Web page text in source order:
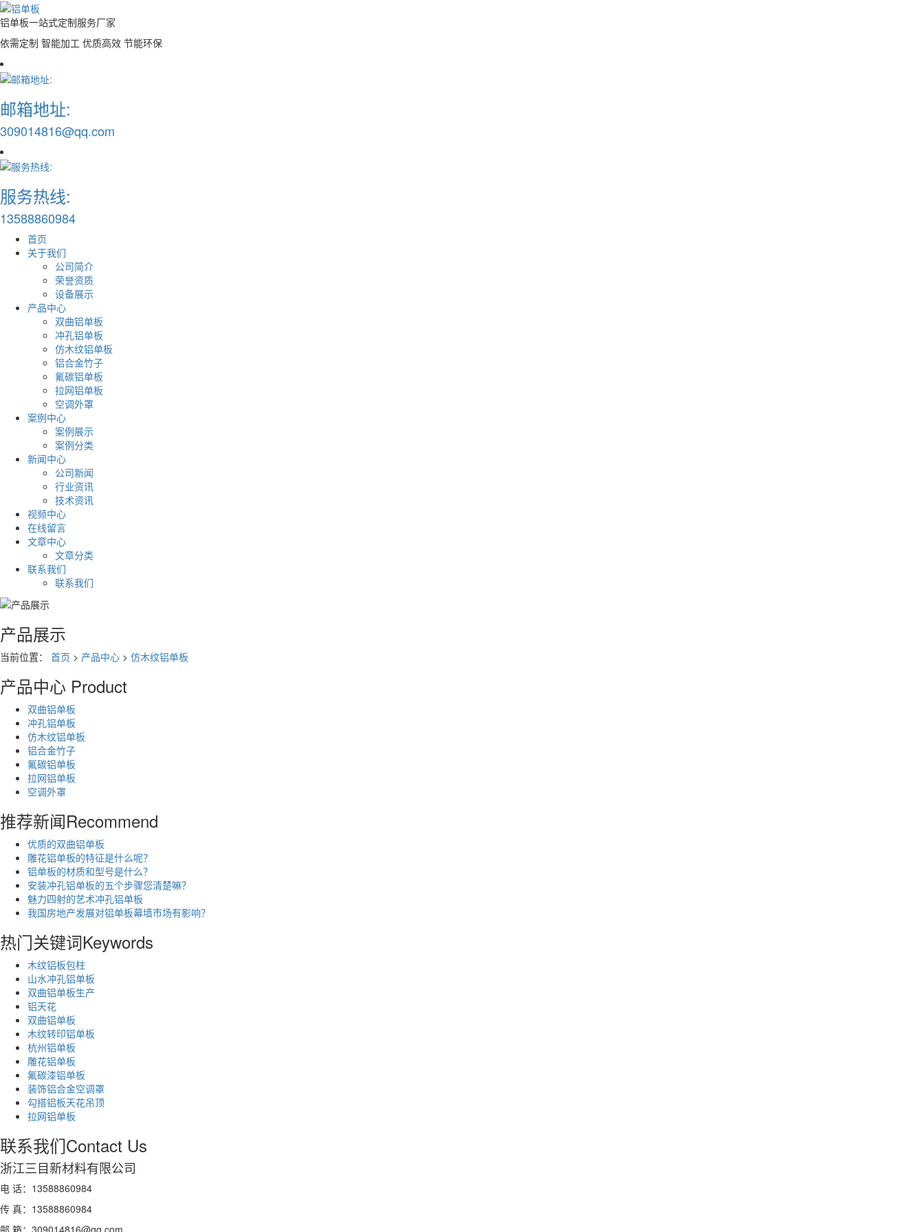
铝单板一站式定制服务厂家
依需定制 智能加工 优质高效 节能环保
邮箱地址:
309014816@qq.com
服务热线:
13588860984
首页
关于我们
公司简介
荣誉资质
设备展示
产品中心
双曲铝单板
冲孔铝单板
仿木纹铝单板
铝合金竹子
氟碳铝单板
拉网铝单板
空调外罩
案例中心
案例展示
案例分类
新闻中心
公司新闻
行业资讯
技术资讯
视频中心
在线留言
文章中心
文章分类
联系我们
联系我们
产品展示
当前位置： 首页 > 产品中心 > 仿木纹铝单板
产品中心 Product
双曲铝单板
冲孔铝单板
仿木纹铝单板
铝合金竹子
氟碳铝单板
拉网铝单板
空调外罩
推荐新闻Recommend
优质的双曲铝单板
雕花铝单板的特征是什么呢？
铝单板的材质和型号是什么？
安装冲孔铝单板的五个步骤您清楚嘛？
魅力四射的艺术冲孔铝单板
我国房地产发展对铝单板幕墙市场有影响？
热门关键词Keywords
木纹铝板包柱
山水冲孔铝单板
双曲铝单板生产
铝天花
双曲铝单板
木纹转印铝单板
杭州铝单板
雕花铝单板
氟碳漆铝单板
装饰铝合金空调罩
勾搭铝板天花吊顶
拉网铝单板
联系我们Contact Us
浙江三目新材料有限公司
电 话：13588860984
传 真：13588860984